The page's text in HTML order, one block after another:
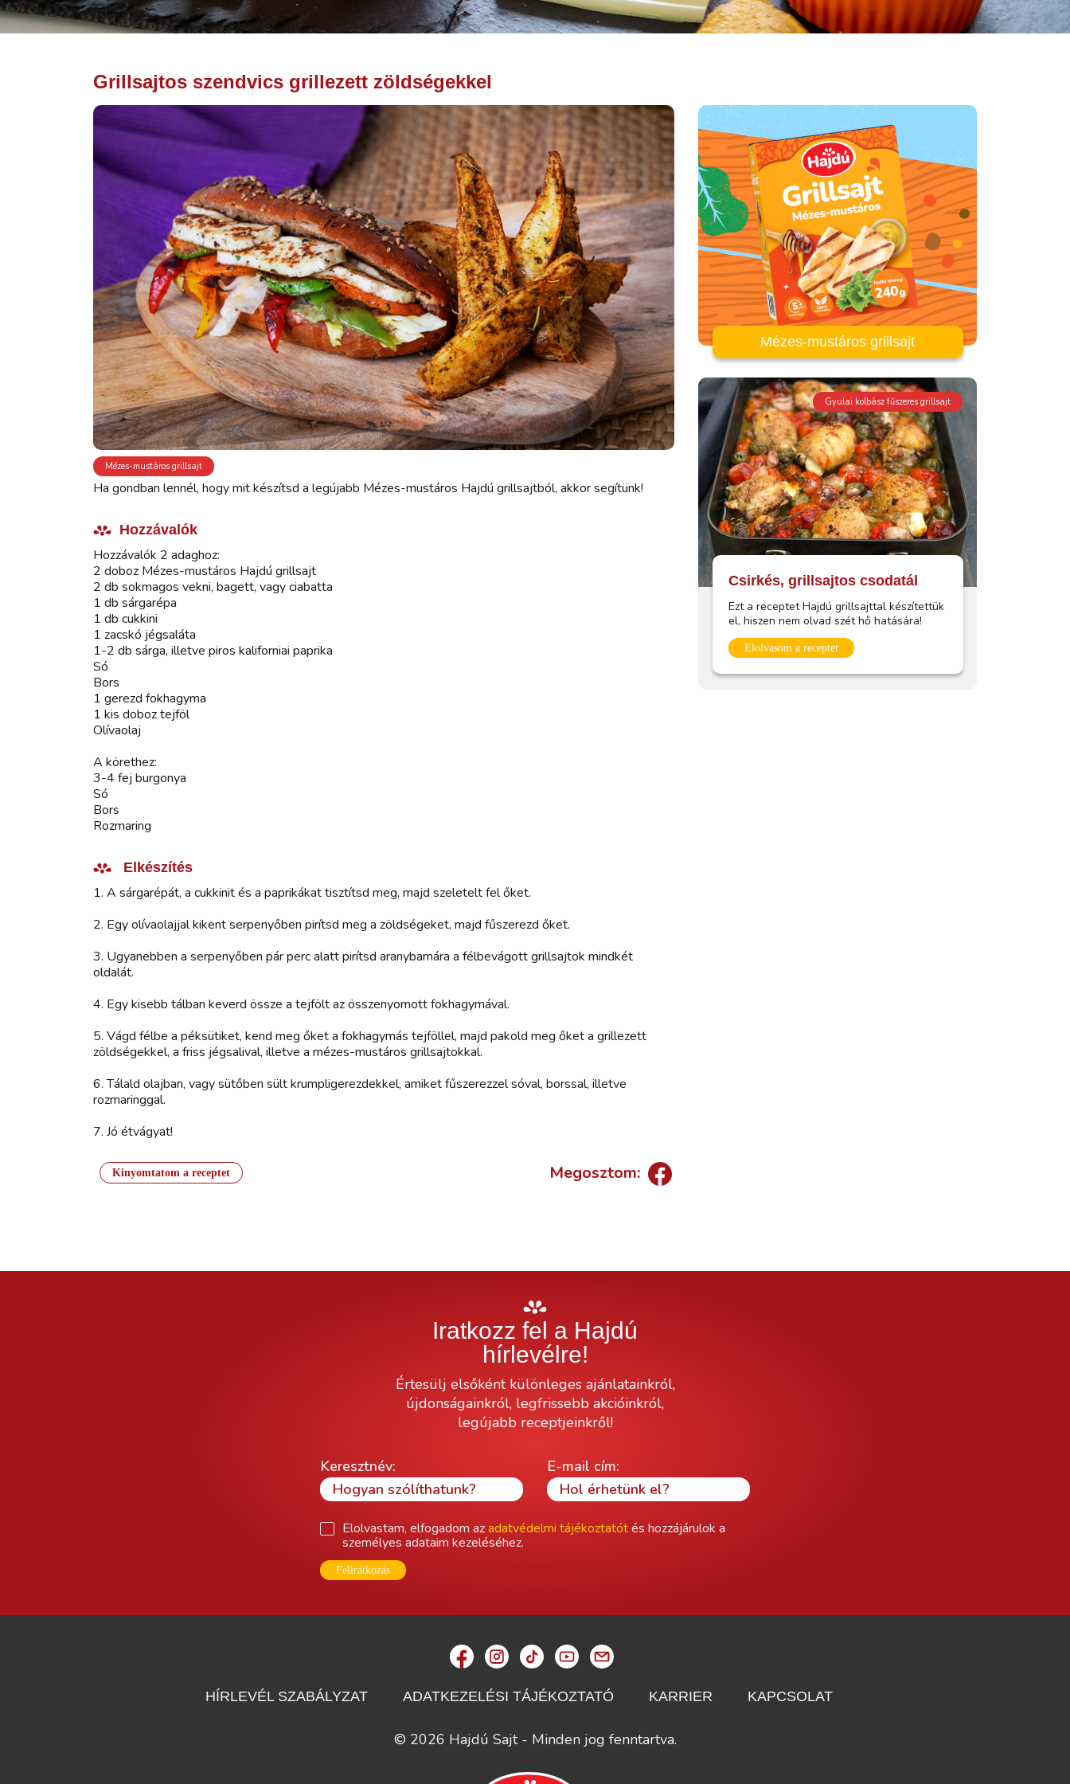
Grillsajtos szendvics grillezett zöldségekkel
Mézes-mustáros grillsajt
Ha gondban lennél, hogy mit készítsd a legújabb Mézes-mustáros Hajdú grillsajtból, akkor segítünk!
Hozzávalók
Hozzávalók 2 adaghoz:
2 doboz Mézes-mustáros Hajdú grillsajt
2 db sokmagos vekni, bagett, vagy ciabatta
1 db sárgarépa
1 db cukkini
1 zacskó jégsaláta
1-2 db sárga, illetve piros kaliforniai paprika
Só
Bors
1 gerezd fokhagyma
1 kis doboz tejföl
Olívaolaj
A körethez:
3-4 fej burgonya
Só
Bors
Rozmaring
Elkészítés
1. A sárgarépát, a cukkinit és a paprikákat tisztítsd meg, majd szeletelt fel őket.
2. Egy olívaolajjal kikent serpenyőben pirítsd meg a zöldségeket, majd fűszerezd őket.
3. Ugyanebben a serpenyőben pár perc alatt pirítsd aranybarnára a félbevágott grillsajtok mindkét
oldalát.
4. Egy kisebb tálban keverd össze a tejfölt az összenyomott fokhagymával.
5. Vágd félbe a péksütiket, kend meg őket a fokhagymás tejföllel, majd pakold meg őket a grillezett
zöldségekkel, a friss jégsalival, illetve a mézes-mustáros grillsajtokkal.
6. Tálald olajban, vagy sütőben sült krumpligerezdekkel, amiket fűszerezzel sóval, borssal, illetve
rozmaringgal.
7. Jó étvágyat!
Kinyomtatom a receptet Megosztom:
Mézes-mustáros grillsajt
Csirkés, grillsajtos csodatál
Gyulai kolbász fűszeres grillsajt
Ezt a receptet Hajdú grillsajttal készítettük
el, hiszen nem olvad szét hő hatására!
Elolvasom a receptet
Iratkozz fel a Hajdú
hírlevélre!
Értesülj elsőként különleges ajánlatainkról,
újdonságainkról, legfrissebb akcióinkról,
legújabb receptjeinkről!
Keresztnév: E-mail cím:
Elolvastam, elfogadom azadatvédelmi tájékoztatótés hozzájárulok a
személyes adataim kezeléséhez.
Feliratkozás
HÍRLEVÉL SZABÁLYZAT ADATKEZELÉSI TÁJÉKOZTATÓ KARRIER KAPCSOLAT
© 2026 Hajdú Sajt - Minden jog fenntartva.